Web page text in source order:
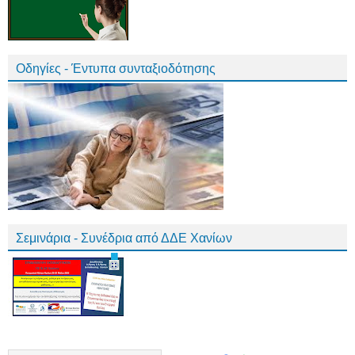
Οδηγίες - Έντυπα συνταξιοδότησης
Σεμινάρια - Συνέδρια από ΔΔΕ Χανίων